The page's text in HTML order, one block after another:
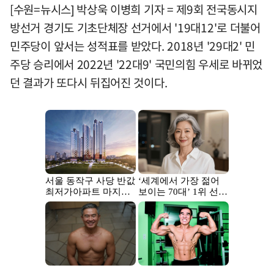
[수원=뉴시스] 박상욱 이병희 기자 = 제9회 전국동시지
방선거 경기도 기초단체장 선거에서 '19대12'로 더불어
민주당이 앞서는 성적표를 받았다. 2018년 '29대2' 민
주당 승리에서 2022년 '22대9' 국민의힘 우세로 바뀌었
던 결과가 또다시 뒤집어진 것이다.